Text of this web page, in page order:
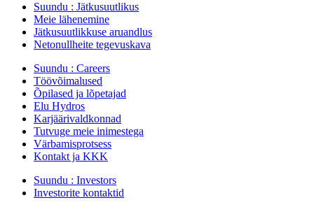
Suundu : Jätkusuutlikus
Meie lähenemine
Jätkusuutlikkuse aruandlus
Netonullheite tegevuskava
Suundu : Careers
Töövõimalused
Õpilased ja lõpetajad
Elu Hydros
Karjäärivaldkonnad
Tutvuge meie inimestega
Värbamisprotsess
Kontakt ja KKK
Suundu : Investors
Investorite kontaktid